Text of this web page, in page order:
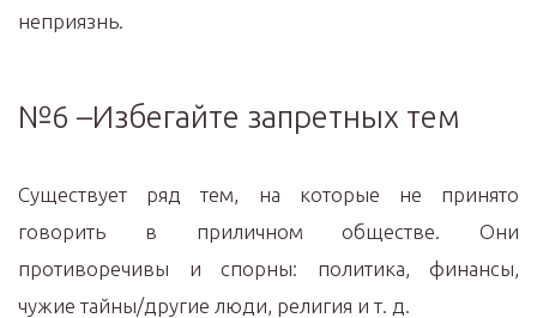
неприязнь.
№6 –Избегайте запретных тем
Существует ряд тем, на которые не принято
говорить в приличном обществе. Они
противоречивы и спорны: политика, финансы,
чужие тайны/другие люди, религия и т. д.